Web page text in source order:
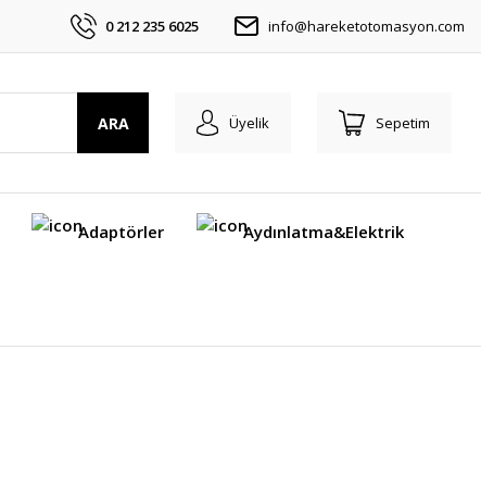
0 212 235 6025 info@hareketotomasyon.com
ARA Üyelik Sepetim
Adaptörler Aydınlatma&Elektrik